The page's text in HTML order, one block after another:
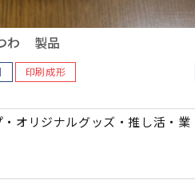
わ 製品
印刷成形
オリジナルグッズ・推し活・業